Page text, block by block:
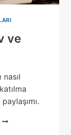
ve
BOŞANMA